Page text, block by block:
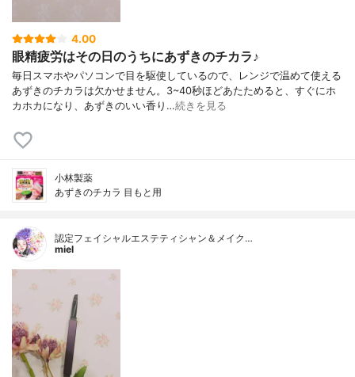
4.00
眼精疲労はその日のうちにあずきのチカラ♪
毎日スマホやパソコンで目を駆使しているので、レンジで温めて使える
あずきのチカラは欠かせません。3~40秒ほどあたためると、すぐにホ
カホカになり、あずきのいい香り…続きを見る
小林製薬
あずきのチカラ 目もと用
認定フェイシャルエステティシャン＆メイク…
miel